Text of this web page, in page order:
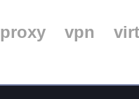
proxy vpn